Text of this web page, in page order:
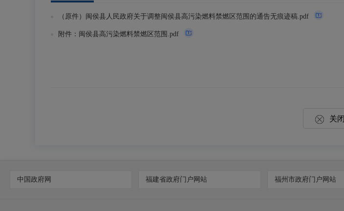
（原件）闽侯县人民政府关于调整闽侯县高污染燃料禁燃区范围的通告无痕迹稿.pdf
附件：闽侯县高污染燃料禁燃区范围.pdf
关闭
中国政府网 福建省政府门户网站 福州市政府门户网站